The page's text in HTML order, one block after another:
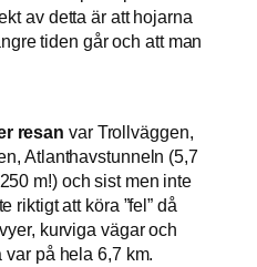
av detta är att hojarna
tiden går och att man
resan var Trollväggen,
Atlanthavstunneln (5,7
m!) och sist men inte
riktigt att köra ”fel” då
kurviga vägar och
på hela 6,7 km.